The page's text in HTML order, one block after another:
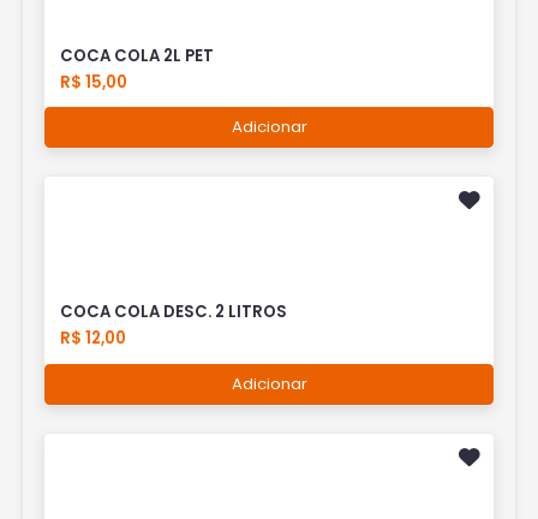
COCA COLA 2L PET
R$ 15,00
Adicionar
COCA COLA DESC. 2 LITROS
R$ 12,00
Adicionar